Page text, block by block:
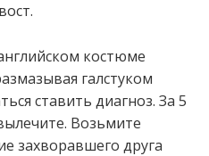
костюме
галстуком
ставить диагноз. За 5
Возьмите
захворавшего друга